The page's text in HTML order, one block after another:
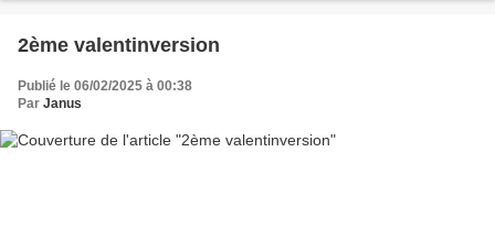
2ème valentinversion
Publié le 06/02/2025 à 00:38
Par Janus